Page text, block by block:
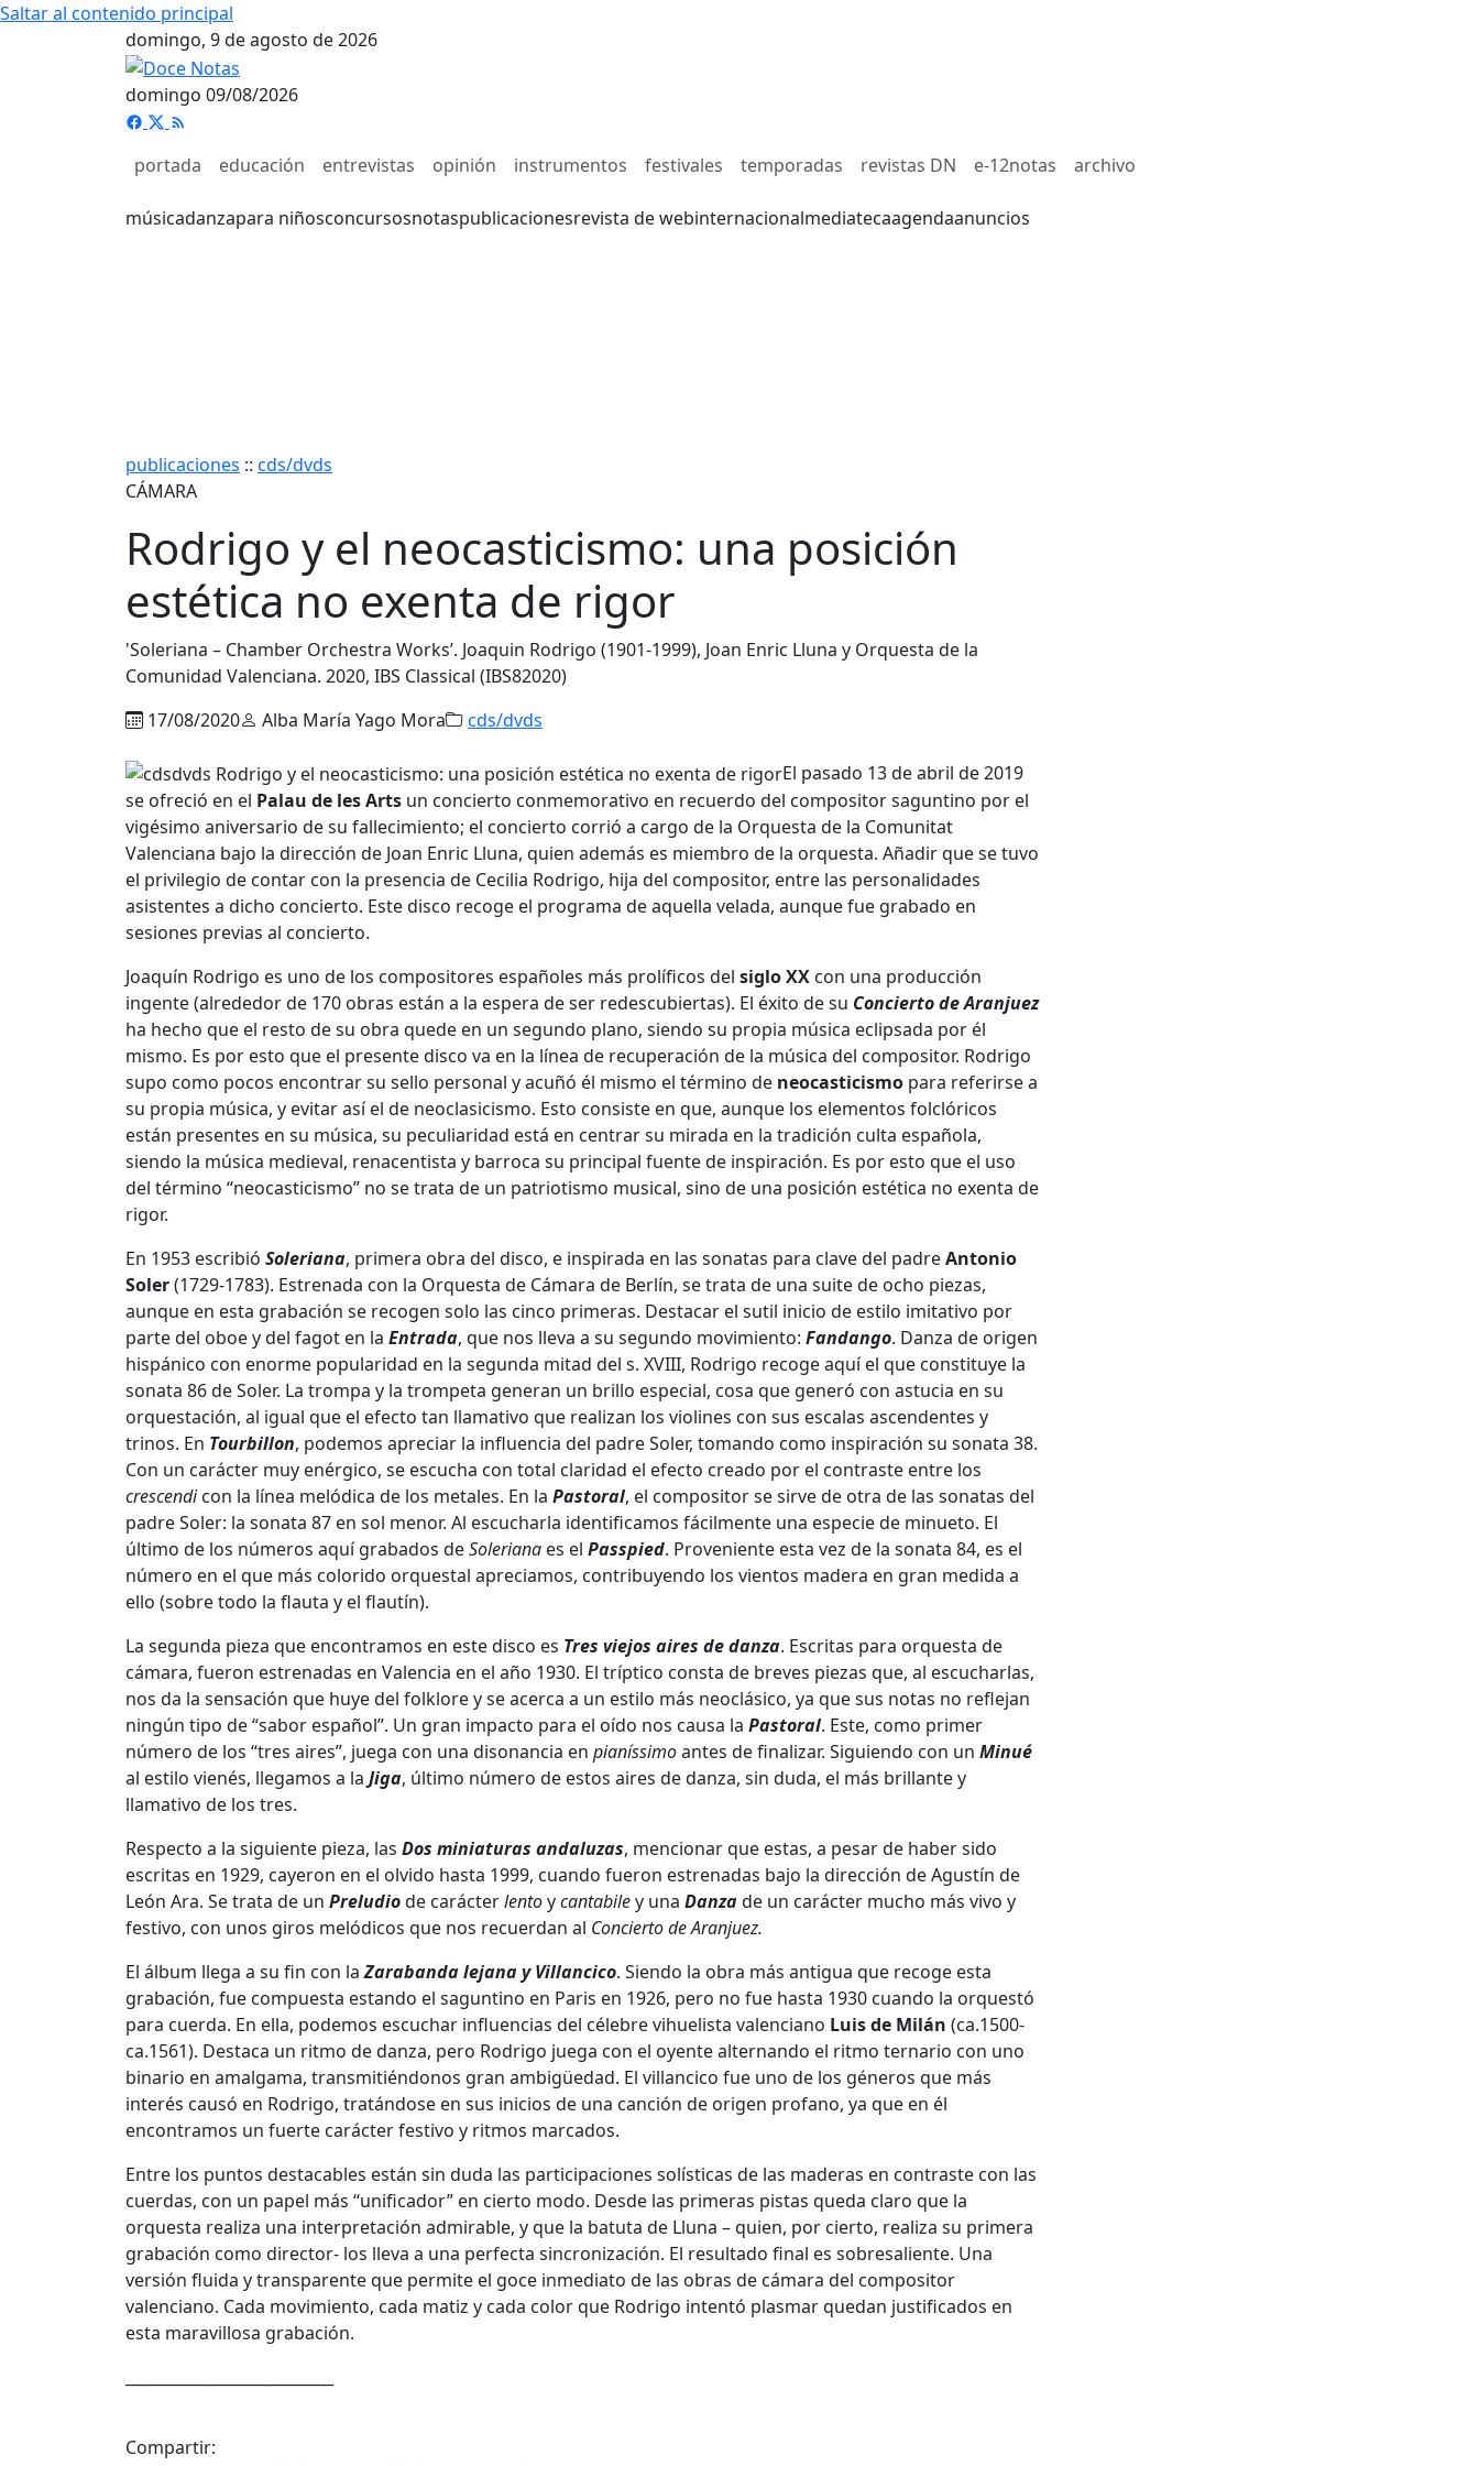
Saltar al contenido principal
domingo, 9 de agosto de 2026
domingo 09/08/2026
portada educación entrevistas opinión instrumentos festivales temporadas revistas DN e-12notas archivo
músicadanzapara niñosconcursosnotaspublicacionesrevista de webinternacionalmediatecaagendaanuncios
publicaciones :: cds/dvds
CÁMARA
Rodrigo y el neocasticismo: una posición
estética no exenta de rigor
'Soleriana – Chamber Orchestra Works’. Joaquin Rodrigo (1901-1999), Joan Enric Lluna y Orquesta de la
Comunidad Valenciana. 2020, IBS Classical (IBS82020)
17/08/2020
Alba María Yago Mora cds/dvds
El pasado 13 de abril de 2019
se ofreció en el Palau de les Arts un concierto conmemorativo en recuerdo del compositor saguntino por el
vigésimo aniversario de su fallecimiento; el concierto corrió a cargo de la Orquesta de la Comunitat
Valenciana bajo la dirección de Joan Enric Lluna, quien además es miembro de la orquesta. Añadir que se tuvo
el privilegio de contar con la presencia de Cecilia Rodrigo, hija del compositor, entre las personalidades
asistentes a dicho concierto. Este disco recoge el programa de aquella velada, aunque fue grabado en
sesiones previas al concierto.
Joaquín Rodrigo es uno de los compositores españoles más prolíficos del siglo XX con una producción
ingente (alrededor de 170 obras están a la espera de ser redescubiertas). El éxito de su Concierto de Aranjuez
ha hecho que el resto de su obra quede en un segundo plano, siendo su propia música eclipsada por él
mismo. Es por esto que el presente disco va en la línea de recuperación de la música del compositor. Rodrigo
supo como pocos encontrar su sello personal y acuñó él mismo el término de neocasticismo para referirse a
su propia música, y evitar así el de neoclasicismo. Esto consiste en que, aunque los elementos folclóricos
están presentes en su música, su peculiaridad está en centrar su mirada en la tradición culta española,
siendo la música medieval, renacentista y barroca su principal fuente de inspiración. Es por esto que el uso
del término “neocasticismo” no se trata de un patriotismo musical, sino de una posición estética no exenta de
rigor.
En 1953 escribió Soleriana, primera obra del disco, e inspirada en las sonatas para clave del padreAntonio
Soler(1729-1783). Estrenada con la Orquesta de Cámara de Berlín, se trata de una suite de ocho piezas,
aunque en esta grabación se recogen solo las cinco primeras. Destacar el sutil inicio de estilo imitativo por
parte del oboe y del fagot en la Entrada, que nos lleva a su segundo movimiento: Fandango. Danza de origen
hispánico con enorme popularidad en la segunda mitad del s. XVIII, Rodrigo recoge aquí el que constituye la
sonata 86 de Soler. La trompa y la trompeta generan un brillo especial, cosa que generó con astucia en su
orquestación, al igual que el efecto tan llamativo que realizan los violines con sus escalas ascendentes y
trinos. En Tourbillon, podemos apreciar la influencia del padre Soler, tomando como inspiración su sonata 38.
Con un carácter muy enérgico, se escucha con total claridad el efecto creado por el contraste entre los
crescendicon la línea melódica de los metales. En la Pastoral, el compositor se sirve de otra de las sonatas del
padre Soler: la sonata 87 en sol menor. Al escucharla identificamos fácilmente una especie de minueto. El
último de los números aquí grabados deSoleriana es el Passpied. Proveniente esta vez de la sonata 84, es el
número en el que más colorido orquestal apreciamos, contribuyendo los vientos madera en gran medida a
ello (sobre todo la flauta y el flautín).
La segunda pieza que encontramos en este disco es Tres viejos aires de danza. Escritas para orquesta de
cámara, fueron estrenadas en Valencia en el año 1930. El tríptico consta de breves piezas que, al escucharlas,
nos da la sensación que huye del folklore y se acerca a un estilo más neoclásico, ya que sus notas no reflejan
ningún tipo de “sabor español”. Un gran impacto para el oído nos causa la Pastoral. Este, como primer
número de los “tres aires”, juega con una disonancia en pianíssimoantes de finalizar. Siguiendo con un Minué
al estilo vienés, llegamos a laJiga, último número de estos aires de danza, sin duda, el más brillante y
llamativo de los tres.
Respecto a la siguiente pieza, las Dos miniaturas andaluzas, mencionar que estas, a pesar de haber sido
escritas en 1929, cayeron en el olvido hasta 1999, cuando fueron estrenadas bajo la dirección de Agustín de
León Ara. Se trata de un Preludiode carácterlentoycantabiley una Danzade un carácter mucho más vivo y
festivo, con unos giros melódicos que nos recuerdan al Concierto de Aranjuez.
El álbum llega a su fin con laZarabanda lejana y Villancico. Siendo la obra más antigua que recoge esta
grabación, fue compuesta estando el saguntino en Paris en 1926, pero no fue hasta 1930 cuando la orquestó
para cuerda. En ella, podemos escuchar influencias del célebre vihuelista valenciano Luis de Milán (ca.1500-
ca.1561). Destaca un ritmo de danza, pero Rodrigo juega con el oyente alternando el ritmo ternario con uno
binario en amalgama, transmitiéndonos gran ambigüedad. El villancico fue uno de los géneros que más
interés causó en Rodrigo, tratándose en sus inicios de una canción de origen profano, ya que en él
encontramos un fuerte carácter festivo y ritmos marcados.
Entre los puntos destacables están sin duda las participaciones solísticas de las maderas en contraste con las
cuerdas, con un papel más “unificador” en cierto modo. Desde las primeras pistas queda claro que la
orquesta realiza una interpretación admirable, y que la batuta de Lluna – quien, por cierto, realiza su primera
grabación como director- los lleva a una perfecta sincronización. El resultado final es sobresaliente. Una
versión fluida y transparente que permite el goce inmediato de las obras de cámara del compositor
valenciano. Cada movimiento, cada matiz y cada color que Rodrigo intentó plasmar quedan justificados en
esta maravillosa grabación.
Compartir: